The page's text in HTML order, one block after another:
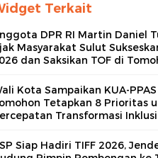
Terkait
DPR RI Martin Daniel
Masyarakat Sulut
dan Saksikan TOF di
Kota Sampaikan
Tetapkan 8 Prioritas
Transformasi
Siap Hadiri TIFF 2026,